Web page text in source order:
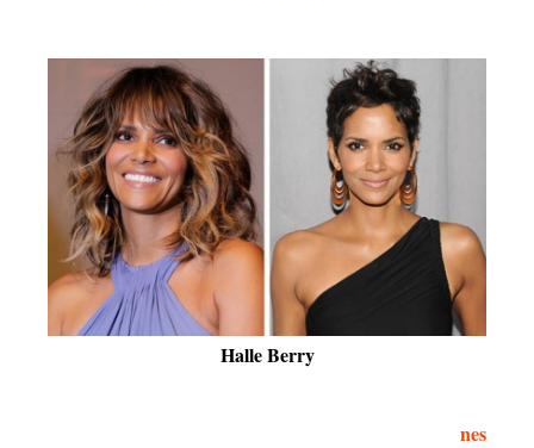
Halle Berry
nes